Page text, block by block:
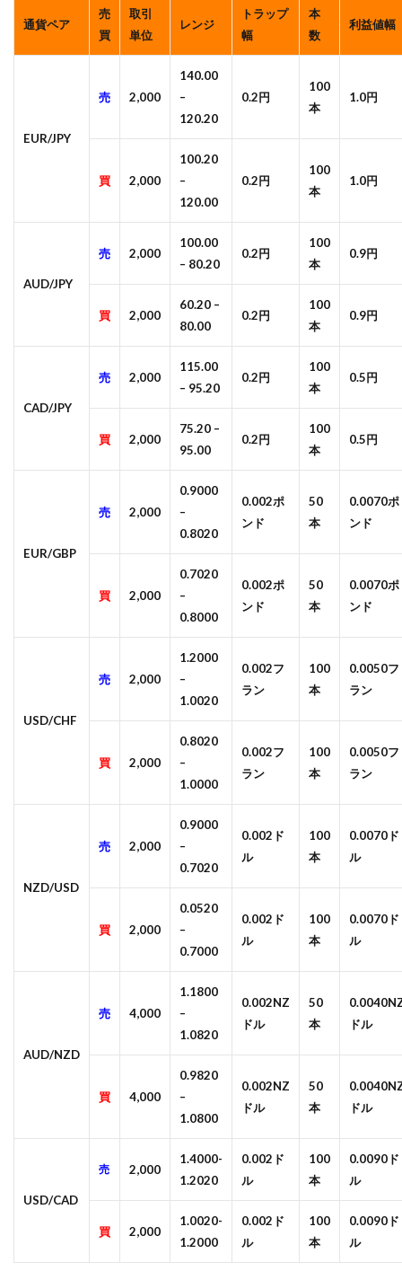
通貨ペア
売
買
取引
単位
レンジ
トラップ
幅
本
数
利益値幅
EUR/JPY
売 2,000
140.00
–
120.20
0.2円
100
本
1.0円
買 2,000
100.20
–
120.00
0.2円
100
本
1.0円
AUD/JPY
売 2,000
100.00
– 80.20
0.2円
100
本
0.9円
買 2,000
60.20 –
80.00
0.2円
100
本
0.9円
CAD/JPY
売 2,000
115.00
– 95.20
0.2円
100
本
0.5円
買 2,000
75.20 –
95.00
0.2円
100
本
0.5円
EUR/GBP
売 2,000
0.9000
–
0.8020
0.002ポ
ンド
50
本
0.0070ポ
ンド
買 2,000
0.7020
–
0.8000
0.002ポ
ンド
50
本
0.0070ポ
ンド
USD/CHF
売 2,000
1.2000
–
1.0020
0.002フ
ラン
100
本
0.0050フ
ラン
買 2,000
0.8020
–
1.0000
0.002フ
ラン
100
本
0.0050フ
ラン
NZD/USD
売 2,000
0.9000
–
0.7020
0.002ド
ル
100
本
0.0070ド
ル
買 2,000
0.0520
–
0.7000
0.002ド
ル
100
本
0.0070ド
ル
AUD/NZD
売 4,000
1.1800
–
1.0820
0.002NZ
ドル
50
本
ドル
買 4,000
0.9820
–
1.0800
0.002NZ
ドル
50
本
ドル
USD/CAD
売 2,000
1.4000-
1.2020
0.002ド
ル
100
本
0.0090ド
ル
買 2,000
1.0020-
1.2000
0.002ド
ル
100
本
0.0090ド
ル